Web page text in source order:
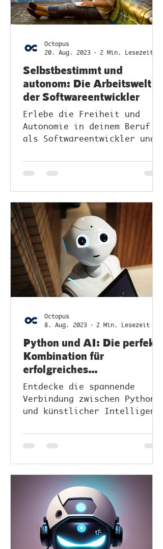
Selbstbestimmt und
autonom: Die Arbeitswelt
der Softwareentwickler
Erlebe die Freiheit und
Autonomie in deinem Beruf
als Softwareentwickler und
Arbeiten genießt.
Octopus
20. Aug. 2023
2 Min. Lesezeit
Python und AI: Die perfekte
Kombination für
erfolgreiches
Programmieren
Entdecke die spannende
Verbindung zwischen Python
und künstlicher Intelligenz
Octopus
8. Aug. 2023
2 Min. Lesezeit